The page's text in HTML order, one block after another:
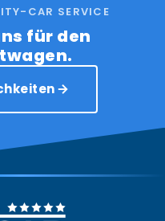
CAR SERVICE
für den